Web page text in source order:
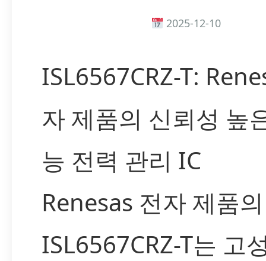
2025-12-10
ISL6567CRZ-T:
자 제품의 신뢰성 높
능 전력 관리 IC
Renesas 전자 제품의
ISL6567CRZ-T는 고